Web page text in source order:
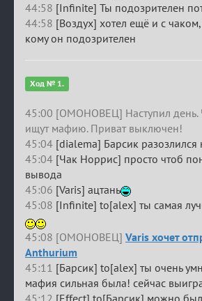
44:58 [Infinite] Ты подозрителен
44:58 [Воздух] хотел ещё и с чаком,
кому он подозрителен
Ход № 1.
45:00 [ОМОНОВЕЦ] Наступил день.
ищут мафию. Приват выключен!
45:04 [dialema] Барсик разозлился
45:04 [Чак Норрис] просто чтоб
вывода
45:06 [Varis] ацтань
45:08 [Infinite] to[alex] ты самая
45:08 [ОМОНОВЕЦ] Varis хочет
Anthurium
45:11 [Барсик] to[alex] ты очень
мафия сильная была! сейчас
45:12 [Effect] to[Барсик] можно